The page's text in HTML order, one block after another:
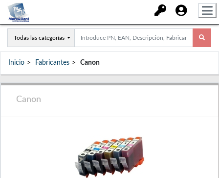
Todas las categorías
Inicio Fabricantes Canon
Canon